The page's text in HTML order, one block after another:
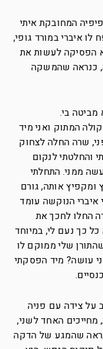
המחובקת איתי
איברי במורד גופי,
הפסיקה לעשות את
כנראה שהמשקה
מביטה בי.
המתוק ואני מיד
שרה החלה לצחוק
והחלטתי לנקום
ממני. התחלתי
ומקפיץ אותה, גורם
הנוקשה עומד
החלו לחכך את
כל כך נעם לי, במיוחד
שלי ממוקם לו
עושה? מיד הפסקתי
על צידה עם פניה
מחייכים האחד לשני,
שהמגע של הדקה